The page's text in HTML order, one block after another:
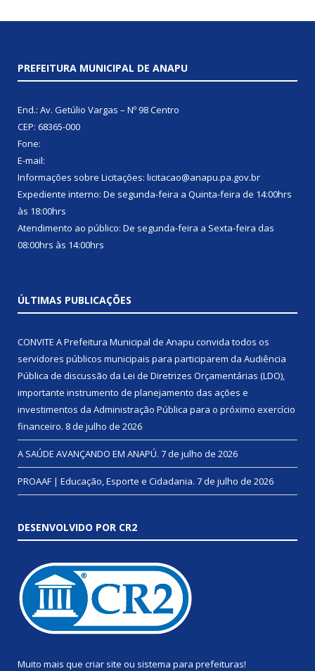
PREFEITURA MUNICIPAL DE ANAPU
End.: Av. Getúlio Vargas – Nº 98 Centro
CEP: 68365-000
Fone:
E-mail:
Informações sobre Licitações: licitacao@anapu.pa.gov.br
Expediente interno: De segunda-feira a Quinta-feira de 14:00hrs
às 18:00hrs
Atendimento ao público: De segunda-feira a Sexta-feira das
08:00hrs às 14:00hrs
ÚLTIMAS PUBLICAÇÕES
CONVITE A Prefeitura Municipal de Anapu convida todos os
servidores públicos municipais para participarem da Audiência
Pública de discussão da Lei de Diretrizes Orçamentárias (LDO),
importante instrumento de planejamento das ações e
investimentos da Administração Pública para o próximo exercício
financeiro. 8 de julho de 2026
A SAÚDE AVANÇANDO EM ANAPÚ. 7 de julho de 2026
PROAAF | Educação, Esporte e Cidadania. 7 de julho de 2026
DESENVOLVIDO POR CR2
Muito mais que criar site ou sistema para prefeituras!